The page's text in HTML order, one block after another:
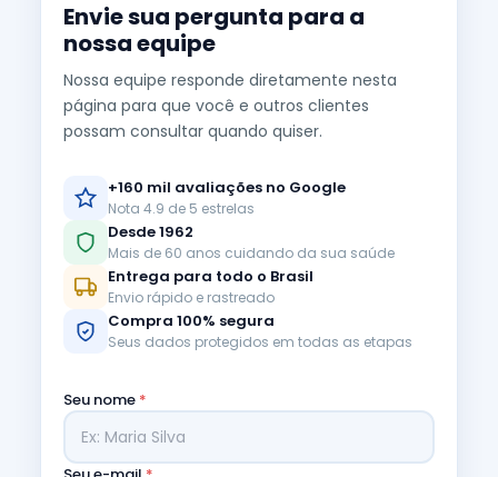
Envie sua pergunta para a
nossa equipe
Nossa equipe responde diretamente nesta
página para que você e outros clientes
possam consultar quando quiser.
+160 mil avaliações no Google
Nota 4.9 de 5 estrelas
Desde 1962
Mais de 60 anos cuidando da sua saúde
Entrega para todo o Brasil
Envio rápido e rastreado
Compra 100% segura
Seus dados protegidos em todas as etapas
Seu nome *